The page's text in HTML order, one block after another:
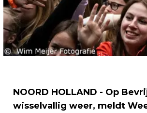
NOORD HOLLAND - Op
wisselvallig weer, meldt